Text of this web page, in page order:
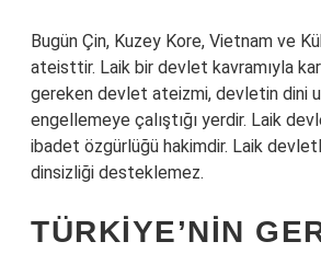
Bugün Çin, Kuzey Kore, Vietnam ve
ateisttir. Laik bir devlet kavramıyla
gereken devlet ateizmi, devletin dini
engellemeye çalıştığı yerdir. Laik
ibadet özgürlüğü hakimdir. Laik
dinsizliği desteklemez.
TÜRKIYE’NIN